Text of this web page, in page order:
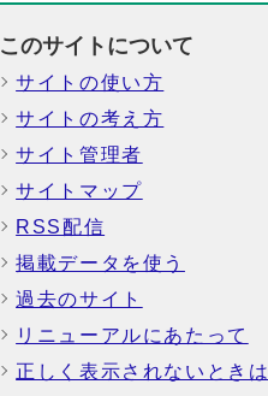
このサイトについて
サイトの使い方
サイトの考え方
サイト管理者
サイトマップ
RSS配信
掲載データを使う
過去のサイト
リニューアルにあたって
正しく表示されないときは